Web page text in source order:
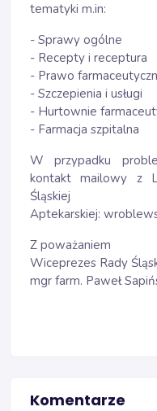
tematyki m.in:
- Sprawy ogólne
- Recepty i receptura
- Prawo
- Szczepienia i usługi
- Hurtownie
- Farmacja szpitalna
W przypadku
kontakt mailowy z
Aptekarskiej:
Z poważaniem
Wiceprezes Rady
mgr farm. Paweł
Komentarze